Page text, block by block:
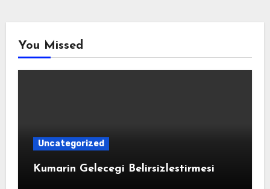
You Missed
Uncategorized
Kumarin Gelecegi Belirsizlestirmesi